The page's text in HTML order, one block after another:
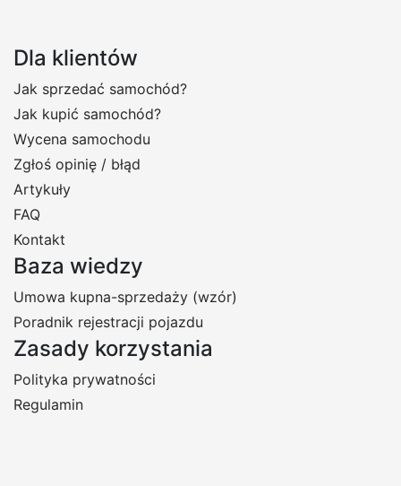
Dla klientów
Jak sprzedać samochód?
Jak kupić samochód?
Wycena samochodu
Zgłoś opinię / błąd
Artykuły
FAQ
Kontakt
Baza wiedzy
Umowa kupna-sprzedaży (wzór)
Poradnik rejestracji pojazdu
Zasady korzystania
Polityka prywatności
Regulamin